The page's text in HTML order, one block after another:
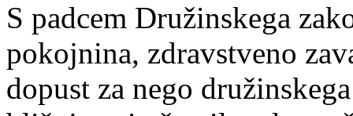
S padcem Družinskega
pokojnina, zdravstveno
dopust za nego